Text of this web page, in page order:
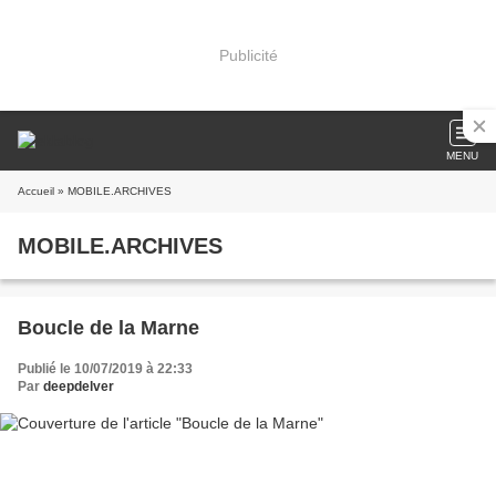
Publicité
MENU
Accueil » MOBILE.ARCHIVES
MOBILE.ARCHIVES
Boucle de la Marne
Publié le 10/07/2019 à 22:33
Par deepdelver